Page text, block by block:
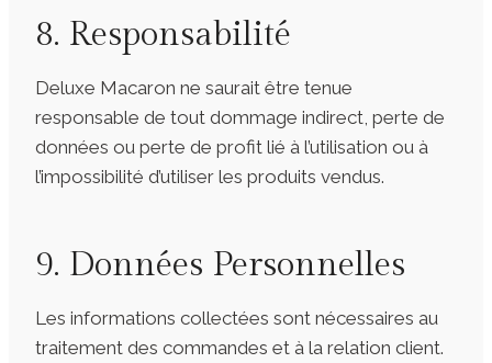
8. Responsabilité
Deluxe Macaron ne saurait être tenue
responsable de tout dommage indirect, perte de
données ou perte de profit lié à l’utilisation ou à
l’impossibilité d’utiliser les produits vendus.
9. Données Personnelles
Les informations collectées sont nécessaires au
traitement des commandes et à la relation client.